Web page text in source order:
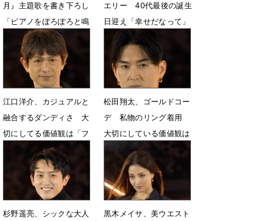
月』主題歌を書き下ろし
「ピアノをぽろぽろと鳴
らしながら作曲」
9月8日 07時00分
エリー 40代最後の誕生
日迎え「幸せだなって」
江口洋介、カジュアルと
融合するダンディさ 大
切にしてる価値観は「フ
ァミリー感」
11月17日 11時50分
松田翔太、ゴールドコー
デ 私物のリング着用
大切にしている価値観は
「一貫性」
11月17日 11時41分
杉野遥亮、シックな大人
黒木メイサ、美ウエスト